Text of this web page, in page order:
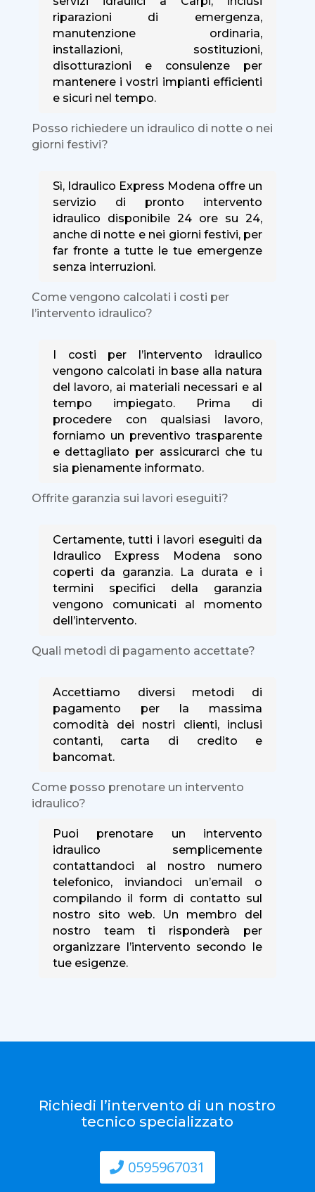
riparazioni di emergenza,
manutenzione ordinaria,
installazioni, sostituzioni,
disotturazioni e consulenze per
mantenere i vostri impianti efficienti
e sicuri nel tempo.
Posso richiedere un idraulico di notte o nei
giorni festivi?
Sì, Idraulico Express Modena offre un
servizio di pronto intervento
idraulico disponibile 24 ore su 24,
anche di notte e nei giorni festivi, per
far fronte a tutte le tue emergenze
senza interruzioni.
Come vengono calcolati i costi per
l’intervento idraulico?
I costi per l’intervento idraulico
vengono calcolati in base alla natura
del lavoro, ai materiali necessari e al
tempo impiegato. Prima di
procedere con qualsiasi lavoro,
forniamo un preventivo trasparente
e dettagliato per assicurarci che tu
sia pienamente informato.
Offrite garanzia sui lavori eseguiti?
Certamente, tutti i lavori eseguiti da
Idraulico Express Modena sono
coperti da garanzia. La durata e i
termini specifici della garanzia
vengono comunicati al momento
dell’intervento.
Quali metodi di pagamento accettate?
Accettiamo diversi metodi di
pagamento per la massima
comodità dei nostri clienti, inclusi
contanti, carta di credito e
bancomat.
Come posso prenotare un intervento
idraulico?
Puoi prenotare un intervento
idraulico semplicemente
contattandoci al nostro numero
telefonico, inviandoci un’email o
compilando il form di contatto sul
nostro sito web. Un membro del
nostro team ti risponderà per
organizzare l’intervento secondo le
tue esigenze.
Richiedi l’intervento di un nostro
tecnico specializzato
0595967031